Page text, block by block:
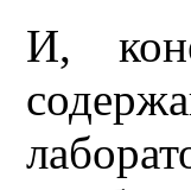
И,